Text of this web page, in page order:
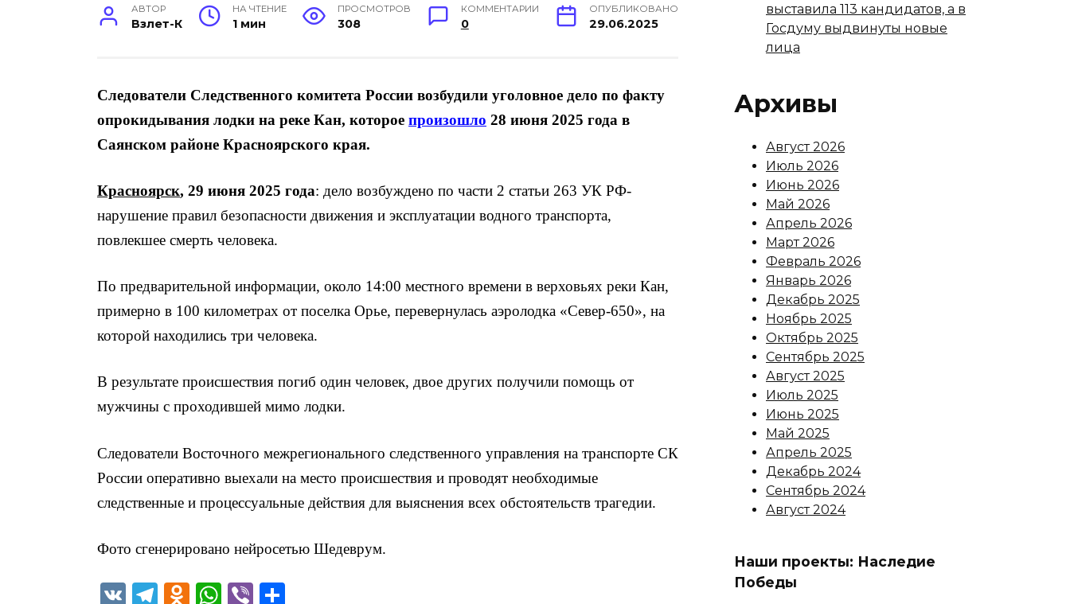
АВТОР
Взлет-К
НА ЧТЕНИЕ
1 мин
ПРОСМОТРОВ
308
КОММЕНТАРИИ
0
ОПУБЛИКОВАНО
29.06.2025
Следователи Следственного комитета России возбудили уголовное дело по факту
опрокидывания лодки на реке Кан, которое произошло 28 июня 2025 года в
Саянском районе Красноярского края.
Красноярск, 29 июня 2025 года: дело возбуждено по части 2 статьи 263 УК РФ-
нарушение правил безопасности движения и эксплуатации водного транспорта,
повлекшее смерть человека.
По предварительной информации, около 14:00 местного времени в верховьях реки Кан,
примерно в 100 километрах от поселка Орье, перевернулась аэролодка «Север-650», на
которой находились три человека.
В результате происшествия погиб один человек, двое других получили помощь от
мужчины с проходившей мимо лодки.
Следователи Восточного межрегионального следственного управления на транспорте СК
России оперативно выехали на место происшествия и проводят необходимые
следственные и процессуальные действия для выяснения всех обстоятельств трагедии.
Фото сгенерировано нейросетью Шедеврум.
V
T
O W Vi
выставила 113 кандидатов, а в
Госдуму выдвинуты новые
лица
Архивы
Август 2026
Июль 2026
Июнь 2026
Май 2026
Апрель 2026
Март 2026
Февраль 2026
Январь 2026
Декабрь 2025
Ноябрь 2025
Октябрь 2025
Сентябрь 2025
Август 2025
Июль 2025
Июнь 2025
Май 2025
Апрель 2025
Декабрь 2024
Сентябрь 2024
Август 2024
Наши проекты: Наследие
Победы